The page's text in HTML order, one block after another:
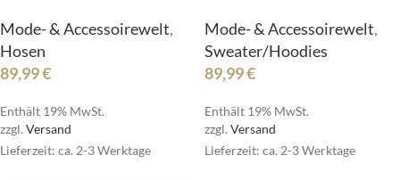
Mode- & Accessoirewelt,
Hosen
89,99€
Enthält 19% MwSt.
zzgl. Versand
Lieferzeit: ca. 2-3 Werktage
Mode- & Accessoirewelt,
Sweater/Hoodies
89,99€
Enthält 19% MwSt.
zzgl. Versand
Lieferzeit: ca. 2-3 Werktage